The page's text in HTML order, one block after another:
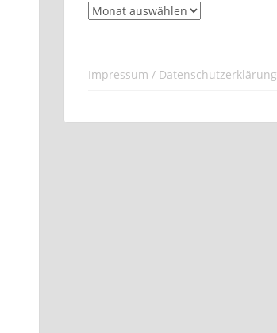
Archiv
Impressum / Datenschutzerklärung